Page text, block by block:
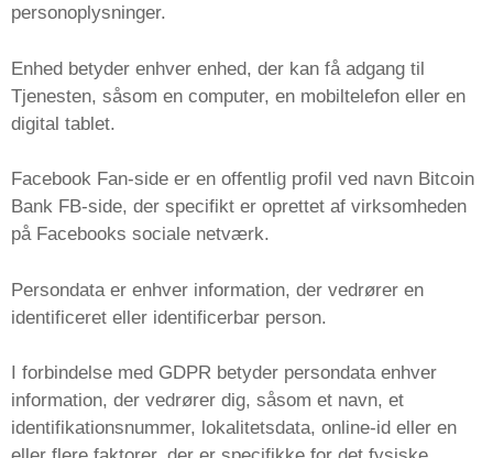
personoplysninger.
Enhed betyder enhver enhed, der kan få adgang til
Tjenesten, såsom en computer, en mobiltelefon eller en
digital tablet.
Facebook Fan-side er en offentlig profil ved navn Bitcoin
Bank FB-side, der specifikt er oprettet af virksomheden
på Facebooks sociale netværk.
Persondata er enhver information, der vedrører en
identificeret eller identificerbar person.
I forbindelse med GDPR betyder persondata enhver
information, der vedrører dig, såsom et navn, et
identifikationsnummer, lokalitetsdata, online-id eller en